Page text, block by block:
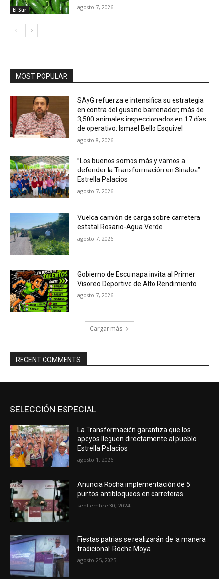
El Sur agosto 7, 2026
MOST POPULAR
SAyG refuerza e intensifica su estrategia
en contra del gusano barrenador; más de
3,500 animales inspeccionados en 17 días
de operativo: Ismael Bello Esquivel
agosto 8, 2026
”Los buenos somos más y vamos a
defender la Transformación en Sinaloa”:
Estrella Palacios
agosto 7, 2026
Vuelca camión de carga sobre carretera
estatal Rosario-Agua Verde
agosto 7, 2026
Gobierno de Escuinapa invita al Primer
Visoreo Deportivo de Alto Rendimiento
agosto 7, 2026
Cargar más
RECENT COMMENTS
SELECCIÓN ESPECIAL
La Transformación garantiza que los
apoyos lleguen directamente al pueblo:
Estrella Palacios
agosto 1, 2026
Anuncia Rocha implementación de 5
puntos antibloqueos en carreteras
septiembre 30, 2024
Fiestas patrias se realizarán de la manera
tradicional: Rocha Moya
agosto 25, 2025